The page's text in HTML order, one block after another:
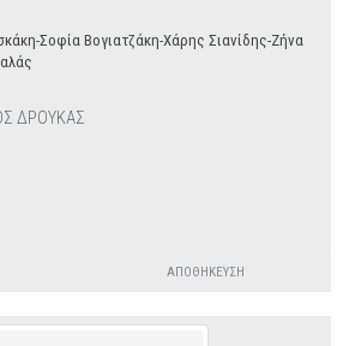
Σοφία Βογιατζάκη-Χάρης Σιανίδης-Ζήνα
ΔΡΟΥΚΑΣ
ΑΠΟΘΉΚΕΥΣΗ